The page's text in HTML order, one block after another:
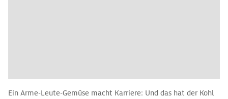
Ein Arme-Leute-Gemüse macht Karriere: Und das hat der Kohl